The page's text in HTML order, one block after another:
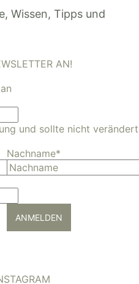
Wissen, Tipps und
AN!
und sollte nicht verändert
Nachname*
ANMELDEN